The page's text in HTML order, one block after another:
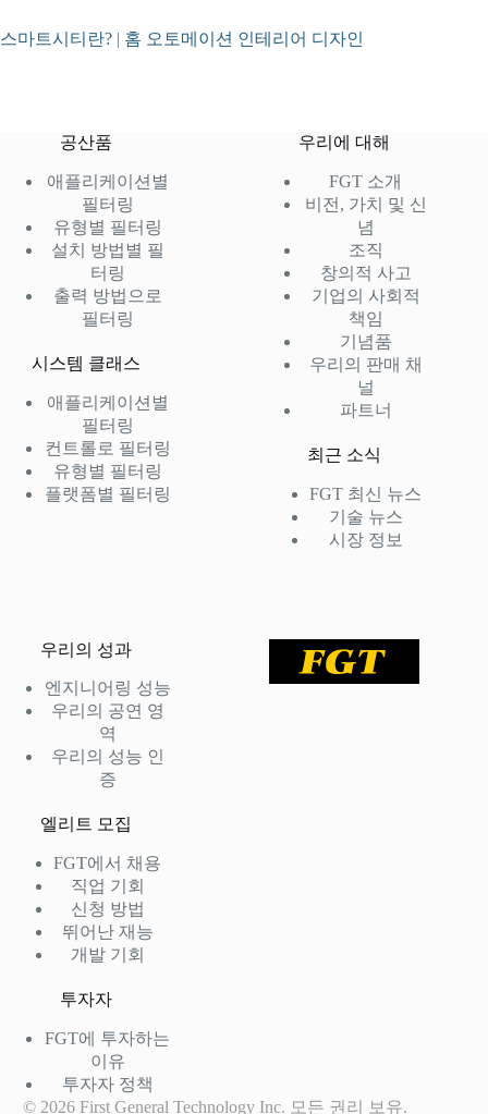
스마트시티란? | 홈 오토메이션 인테리어 디자인
공산품
애플리케이션별
필터링
유형별 필터링
설치 방법별 필
터링
출력 방법으로
필터링
시스템 클래스
애플리케이션별
필터링
컨트롤로 필터링
유형별 필터링
플랫폼별 필터링
우리에 대해
FGT 소개
비전, 가치 및 신
념
조직
창의적 사고
기업의 사회적
책임
기념품
우리의 판매 채
널
파트너
최근 소식
FGT 최신 뉴스
기술 뉴스
시장 정보
우리의 성과
엔지니어링 성능
우리의 공연 영
역
우리의 성능 인
증
엘리트 모집
FGT에서 채용
직업 기회
신청 방법
뛰어난 재능
개발 기회
투자자
FGT에 투자하는
이유
투자자 정책
© 2026 First General Technology Inc. 모든 권리 보유.